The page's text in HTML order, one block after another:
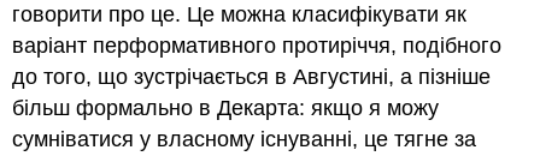
говорити про це. Це можна класифікувати як
варіант перформативного протиріччя, подібного
до того, що зустрічається в Августині, а пізніше
більш формально в Декарта: якщо я можу
сумніватися у власному існуванні, це тягне за